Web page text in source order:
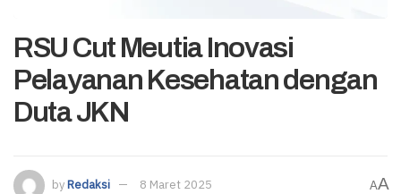
RSU Cut Meutia Inovasi
Pelayanan Kesehatan dengan
Duta JKN
byRedaksi 8 Maret 2025 AA